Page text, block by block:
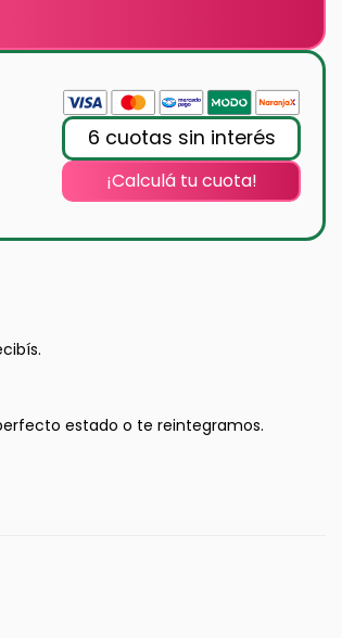
6 cuotas sin interés
¡Calculá tu cuota!
estado o te reintegramos.